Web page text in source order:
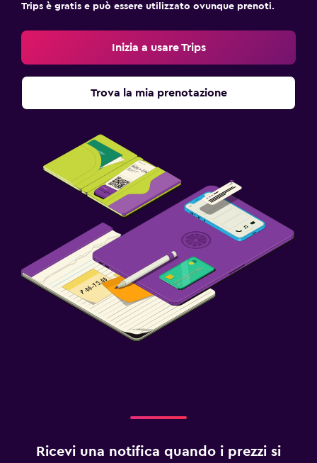
Trips è gratis e può essere utilizzato ovunque prenoti.
Inizia a usare Trips
Trova la mia prenotazione
Ricevi una notifica quando i prezzi si